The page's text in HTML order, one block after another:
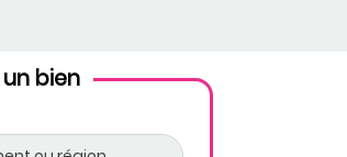
bien